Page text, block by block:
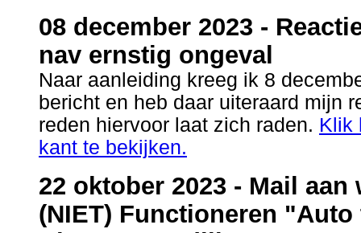
08 december 2023 -
nav ernstig ongeval
Naar aanleiding kreeg ik 8
bericht en heb daar uiteraard mijn
reden hiervoor laat zich raden. Klik
kant te bekijken.
22 oktober 2023 - Mail
(NIET) Functioneren